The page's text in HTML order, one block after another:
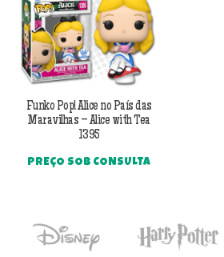
Funko Pop! Alice no País das
Maravilhas – Alice with Tea
1395
PREÇO SOB CONSULTA